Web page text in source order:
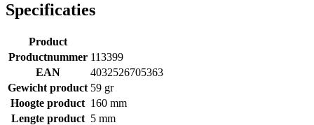
Specificaties
Product
Productnummer 113399
EAN
4032526705363
Gewicht product 59 gr
Hoogte product 160 mm
Lengte product 5 mm